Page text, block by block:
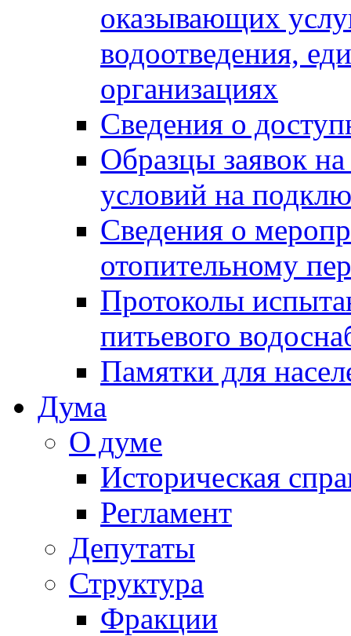
оказывающих
водоотведения,
организациях
Сведения о
Образцы заявок
условий на
Сведения о
отопительному
Протоколы
питьевого
Памятки для
Дума
О думе
Историческая
Регламент
Депутаты
Структура
Фракции